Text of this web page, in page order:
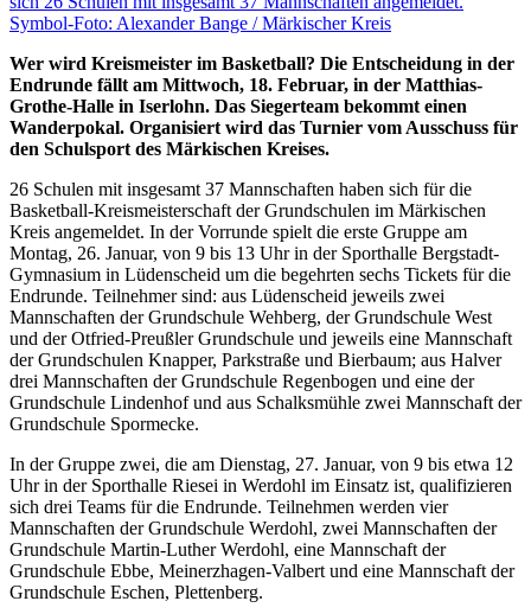
Wer wird Kreismeister im Basketball? Die Entscheidung in der
Endrunde fällt am Mittwoch, 18. Februar, in der Matthias-
Grothe-Halle in Iserlohn. Das Siegerteam bekommt einen
Wanderpokal. Organisiert wird das Turnier vom Ausschuss für
den Schulsport des Märkischen Kreises.
26 Schulen mit insgesamt 37 Mannschaften haben sich für die
Basketball-Kreismeisterschaft der Grundschulen im Märkischen
Kreis angemeldet. In der Vorrunde spielt die erste Gruppe am
Montag, 26. Januar, von 9 bis 13 Uhr in der Sporthalle Bergstadt-
Gymnasium in Lüdenscheid um die begehrten sechs Tickets für die
Endrunde. Teilnehmer sind: aus Lüdenscheid jeweils zwei
Mannschaften der Grundschule Wehberg, der Grundschule West
und der Otfried-Preußler Grundschule und jeweils eine Mannschaft
der Grundschulen Knapper, Parkstraße und Bierbaum; aus Halver
drei Mannschaften der Grundschule Regenbogen und eine der
Grundschule Lindenhof und aus Schalksmühle zwei Mannschaft der
Grundschule Spormecke.
In der Gruppe zwei, die am Dienstag, 27. Januar, von 9 bis etwa 12
Uhr in der Sporthalle Riesei in Werdohl im Einsatz ist, qualifizieren
sich drei Teams für die Endrunde. Teilnehmen werden vier
Mannschaften der Grundschule Werdohl, zwei Mannschaften der
Grundschule Martin-Luther Werdohl, eine Mannschaft der
Grundschule Ebbe, Meinerzhagen-Valbert und eine Mannschaft der
Grundschule Eschen, Plettenberg.